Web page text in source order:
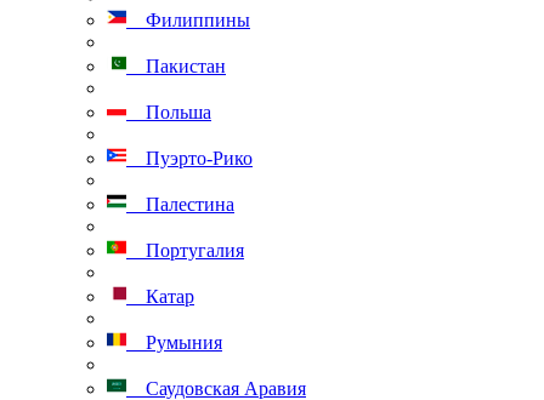
Филиппины
Пакистан
Польша
Пуэрто-Рико
Палестина
Португалия
Катар
Румыния
Саудовская Аравия